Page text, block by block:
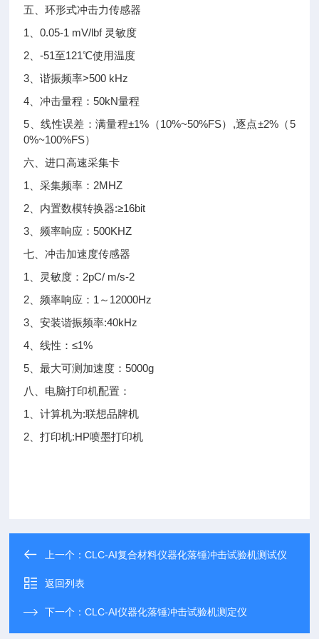
五、环形式冲击力传感器
1、0.05-1 mV/lbf 灵敏度
2、-51至121℃使用温度
3、谐振频率>500 kHz
4、冲击量程：50kN量程
5、线性误差：满量程±1%（10%~50%FS）,逐点±2%（5
0%~100%FS）
六、进口高速采集卡
1、采集频率：2MHZ
2、内置数模转换器:≥16bit
3、频率响应：500KHZ
七、冲击加速度传感器
1、灵敏度：2pC/ m/s-2
2、频率响应：1～12000Hz
3、安装谐振频率:40kHz
4、线性：≤1%
5、最大可测加速度：5000g
八、电脑打印机配置：
1、计算机为:联想品牌机
2、打印机:HP喷墨打印机
上一个：CLC-AI复合材料仪器化落锤冲击试验机测试仪
返回列表
下一个：CLC-AI仪器化落锤冲击试验机测定仪